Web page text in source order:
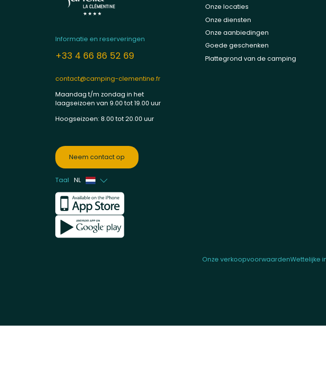
Informatie en reserveringen
+33 4 66 86 52 69
contact@camping-clementine.fr
Maandag t/m zondag in het
laagseizoen van 9.00 tot 19.00 uur
Hoogseizoen: 8.00 tot 20.00 uur
Neem contact op
Taal NL
Frans
Engels
Onze locaties
Onze diensten
Onze aanbiedingen
Goede geschenken
Plattegrond van de camping
Onze verkoopvoorwaardenWettelijke